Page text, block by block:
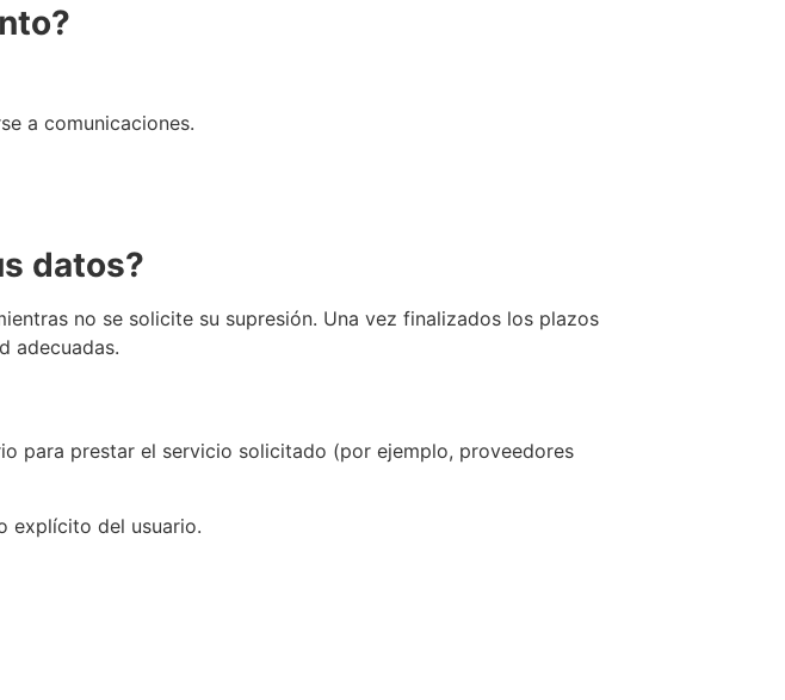
a comunicaciones.
datos?
no se solicite su supresión. Una vez finalizados los plazos
adecuadas.
para prestar el servicio solicitado (por ejemplo, proveedores
explícito del usuario.